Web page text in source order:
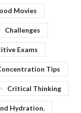
Movies
Challenges
Exams
Tips
Critical Thinking
Hydration.